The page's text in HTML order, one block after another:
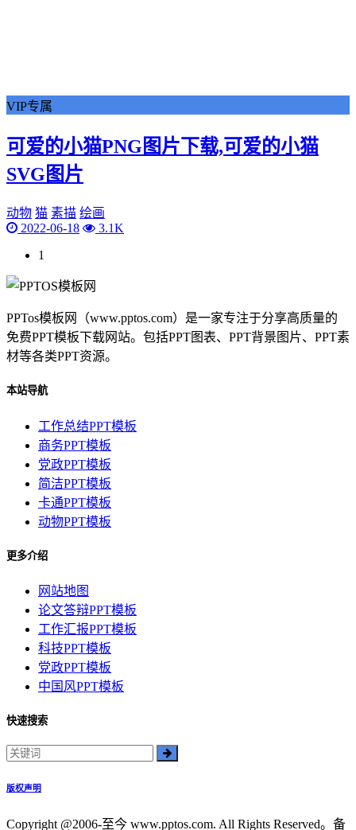
VIP专属
可爱的小猫PNG图片下载,可爱的小猫
SVG图片
动物 猫 素描 绘画
2022-06-18
3.1K
1
PPTos模板网（www.pptos.com）是一家专注于分享高质量的
免费PPT模板下载网站。包括PPT图表、PPT背景图片、PPT素
材等各类PPT资源。
本站导航
工作总结PPT模板
商务PPT模板
党政PPT模板
简洁PPT模板
卡通PPT模板
动物PPT模板
更多介绍
网站地图
论文答辩PPT模板
工作汇报PPT模板
科技PPT模板
党政PPT模板
中国风PPT模板
快速搜索
版权声明
Copyright @2006-至今 www.pptos.com. All Rights Reserved。备